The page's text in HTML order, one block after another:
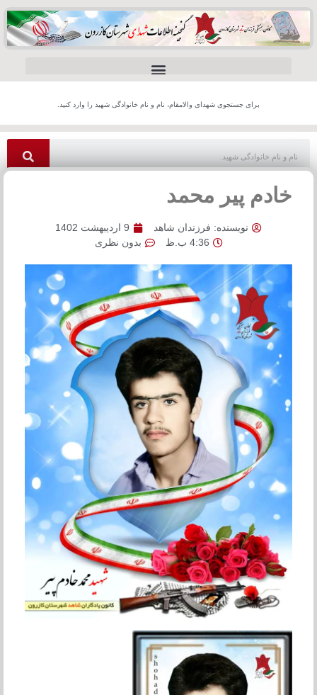
برای جستجوی شهدای والامقام، نام و نام خانوادگی شهید را وارد کنید.
خادم پیر محمد
نویسنده: فرزندان شاهد
9 اردیبهشت 1402
4:36 ب.ظ
بدون نظری